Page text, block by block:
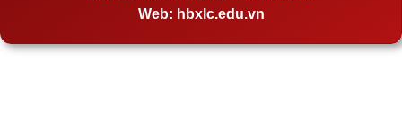
Web: hbxlc.edu.vn